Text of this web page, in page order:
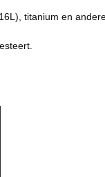
titanium en